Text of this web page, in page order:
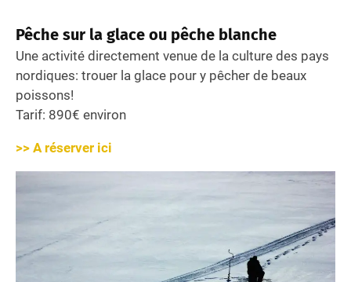
Pêche sur la glace ou pêche blanche
Une activité directement venue de la culture des pays
nordiques: trouer la glace pour y pêcher de beaux
poissons!
Tarif: 890€ environ
>> A réserver ici